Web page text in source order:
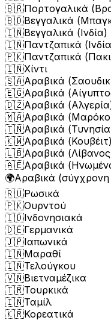
🇧🇷Πορτογαλικά
🇧🇩Βεγγαλικά
🇮🇳Βεγγαλικά (Ινδία)
🇮🇳Παντζαπικά
🇵🇰Παντζαπικά
🇮🇳Χίντι
🇸🇦Αραβικά
🇪🇬Αραβικά
🇩🇿Αραβικά
🇲🇦Αραβικά
🇹🇳Αραβικά
🇰🇼Αραβικά (Κουβέιτ)
🇱🇧Αραβικά
🇦🇪Αραβικά
🌍Αραβικά
🇷🇺Ρωσικά
🇵🇰Ουρντού
🇮🇩Ινδονησιακά
🇩🇪Γερμανικά
🇯🇵Ιαπωνικά
🇮🇳Μαραθί
🇮🇳Τελούγκου
🇻🇳Βιετναμέζικα
🇹🇷Τουρκικά
🇮🇳Ταμίλ
🇰🇷Κορεατικά